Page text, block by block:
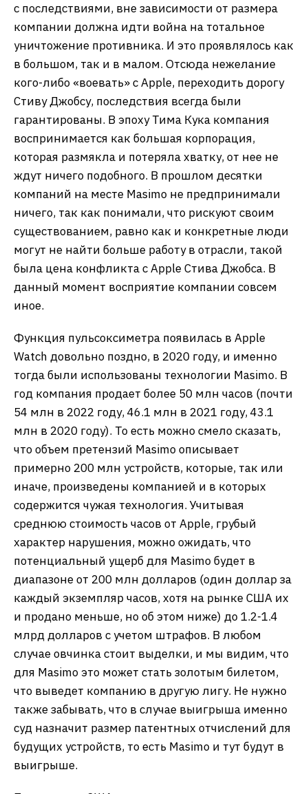
с последствиями, вне зависимости от размера
компании должна идти война на тотальное
уничтожение противника. И это проявлялось как
в большом, так и в малом. Отсюда нежелание
кого-либо «воевать» с Apple, переходить дорогу
Стиву Джобсу, последствия всегда были
гарантированы. В эпоху Тима Кука компания
воспринимается как большая корпорация,
которая размякла и потеряла хватку, от нее не
ждут ничего подобного. В прошлом десятки
компаний на месте Masimo не предпринимали
ничего, так как понимали, что рискуют своим
существованием, равно как и конкретные люди
могут не найти больше работу в отрасли, такой
была цена конфликта с Apple Стива Джобса. В
данный момент восприятие компании совсем
иное.
Функция пульсоксиметра появилась в Apple
Watch довольно поздно, в 2020 году, и именно
тогда были использованы технологии Masimo. В
год компания продает более 50 млн часов (почти
54 млн в 2022 году, 46.1 млн в 2021 году, 43.1
млн в 2020 году). То есть можно смело сказать,
что объем претензий Masimo описывает
примерно 200 млн устройств, которые, так или
иначе, произведены компанией и в которых
содержится чужая технология. Учитывая
среднюю стоимость часов от Apple, грубый
характер нарушения, можно ожидать, что
потенциальный ущерб для Masimo будет в
диапазоне от 200 млн долларов (один доллар за
каждый экземпляр часов, хотя на рынке США их
и продано меньше, но об этом ниже) до 1.2-1.4
млрд долларов с учетом штрафов. В любом
случае овчинка стоит выделки, и мы видим, что
для Masimo это может стать золотым билетом,
что выведет компанию в другую лигу. Не нужно
также забывать, что в случае выигрыша именно
суд назначит размер патентных отчислений для
будущих устройств, то есть Masimo и тут будут в
выигрыше.